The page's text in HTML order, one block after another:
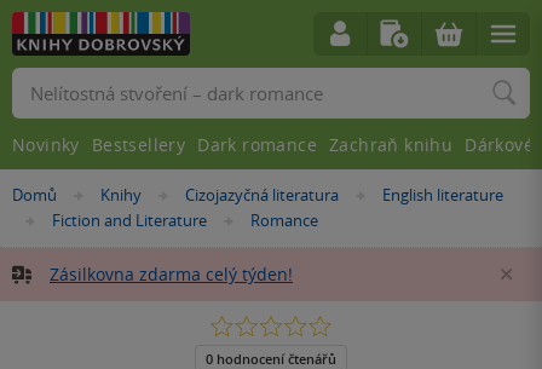
Nacházíte
Domů »Knihy »Cizojazyčná literatura »
English literature
»Fiction and Literature »
Romance
Zásilkovna zdarma celý týden!
0.0
5
0 hodnocení čtenářů
Vyhledávání
Novinky Bestsellery Dark romance Zachraň knihu Dárkové